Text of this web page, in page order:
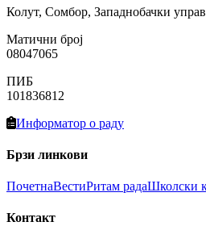
Колут, Сомбор, Западнобачки
Матични број
08047065
ПИБ
101836812
Информатор о раду
Брзи линкови
ПочетнаВестиРитам радаШколски
Контакт